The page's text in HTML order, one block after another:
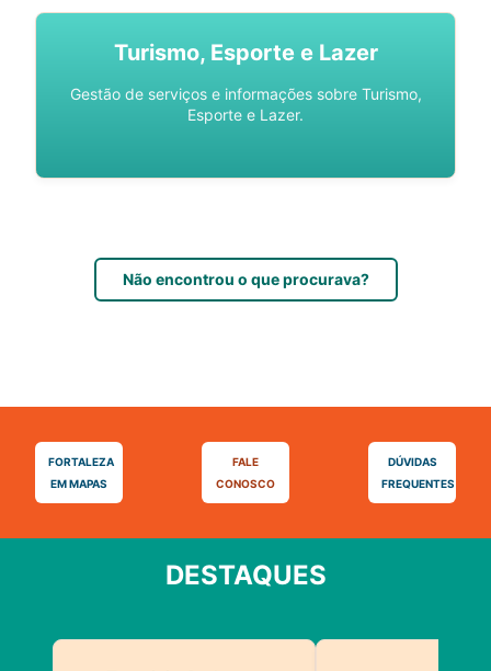
Turismo, Esporte e Lazer
Gestão de serviços e informações sobre Turismo,
Esporte e Lazer.
Não encontrou o que procurava?
FORTALEZA
EM MAPAS
FALE
CONOSCO
DÚVIDAS
FREQUENTES
DESTAQUES